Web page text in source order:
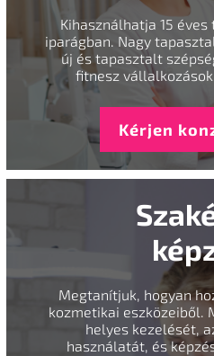
Kihasználhatja 15
iparágban. Nagy
új és tapasztalt
fitnesz
Kérjen
Megtanítjuk, hogyan
kozmetikai eszközeiből.
helyes kezelését,
használatát, és